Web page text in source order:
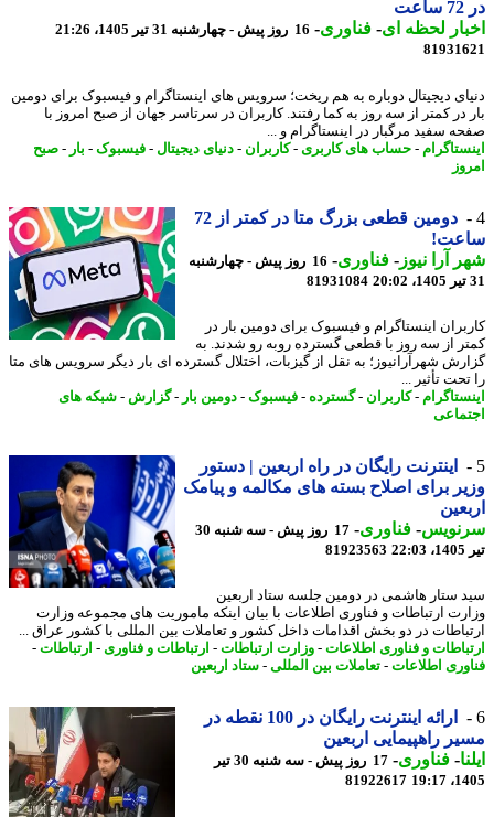
لحظه ای- فناوری- 16 روز پیش - چهارشنبه 31 تیر 1405، 21:26
دیجیتال دوباره به هم ریخت؛ سرویس های اینستاگرام و فیسبوک برای دومین
در کمتر از سه روز به کما رفتند. کاربران در سرتاسر جهان از صبح امروز با
سفید مرگبار در اینستاگرام و ...
- حساب های کاربری - کاربران - دنیای دیجیتال-فیسبوک-بار - صبح
دومین قطعی بزرگ متا در کمتر از 72
آرا نیوز-فناوری-
16 روز پیش - چهارشنبه
81931084
اینستاگرام و فیسبوک برای دومین بار در
از سه روز با قطعی گسترده روبه رو شدند. به
شهرآرانیوز؛ به نقل از گیزبات، اختلال گسترده ای بار دیگر سرویس های متا
تأثیر ...
- کاربران - گسترده- فیسبوک-دومین بار- گزارش -شبکه های
اینترنت رایگان در راه اربعین | دستور
برای اصلاح بسته های مکالمه و پیامک
-فناوری-
17 روز پیش - سه شنبه 30
81923563
ستار هاشمی در دومین جلسه ستاد اربعین
ارتباطات و فناوری اطلاعات با بیان اینکه ماموریت های مجموعه وزارت
در دو بخش اقدامات داخل کشور و تعاملات بین المللی با کشور عراق ...
و فناوری اطلاعات-وزارت ارتباطات-ارتباطات و فناوری- ارتباطات-
اطلاعات-تعاملات بین المللی-ستاد اربعین
ارائه اینترنت رایگان در 100 نقطه در
راهپیمایی اربعین
-فناوری-
17 روز پیش - سه شنبه 30 تیر
81922617